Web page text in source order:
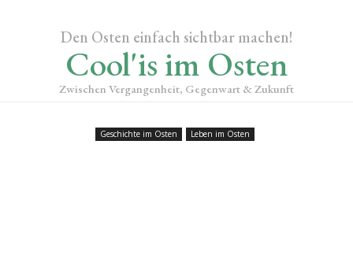
Den Osten einfach sichtbar machen!
Cool'is im Osten
Zwischen Vergangenheit, Gegenwart & Zukunft
Geschichte im Osten Leben im Osten